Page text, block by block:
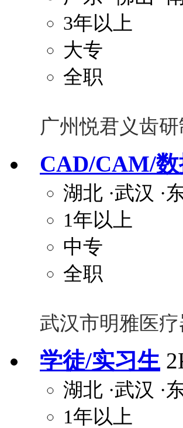
3年以上
大专
全职
广州悦君义齿
CAD/CAM/
湖北 ·武汉 ·
1年以上
中专
全职
武汉市明雅医
学徒/实习生
湖北 ·武汉 ·
1年以上